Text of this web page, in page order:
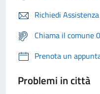
Richiedi Assistenza
Chiama il comune
Prenota un
Problemi in città